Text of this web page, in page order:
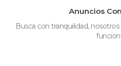
Anuncios
Busca con tranquilidad,